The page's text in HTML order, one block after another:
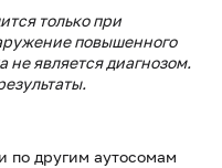
только при
повышенного
не является диагнозом.
по другим аутосомам